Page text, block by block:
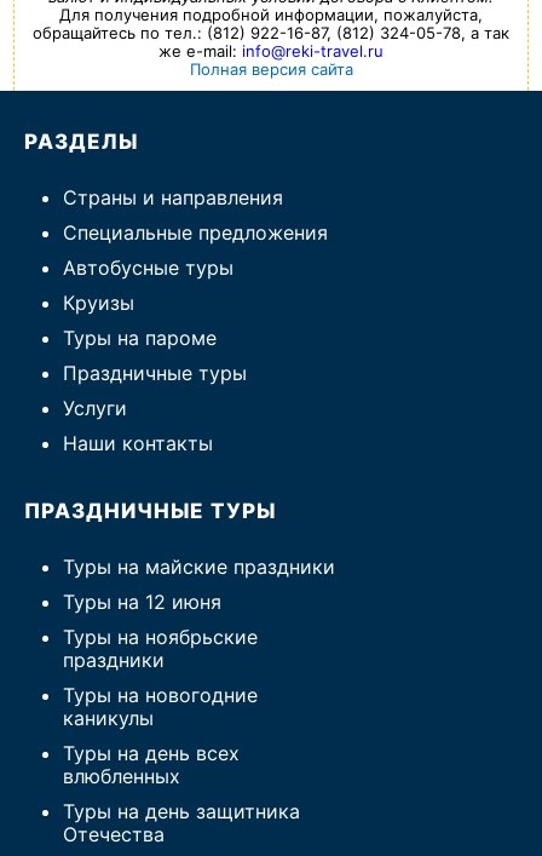
Для получения подробной информации, пожалуйста,
обращайтесь по тел.: (812) 922-16-87, (812) 324-05-78, а так
же e-mail: info@reki-travel.ru
Полная версия сайта
РАЗДЕЛЫ
Страны и направления
Специальные предложения
Автобусные туры
Круизы
Туры на пароме
Праздничные туры
Услуги
Наши контакты
ПРАЗДНИЧНЫЕ ТУРЫ
Туры на майские праздники
Туры на 12 июня
Туры на ноябрьские
праздники
Туры на новогодние
каникулы
Туры на день всех
влюбленных
Туры на день защитника
Отечества